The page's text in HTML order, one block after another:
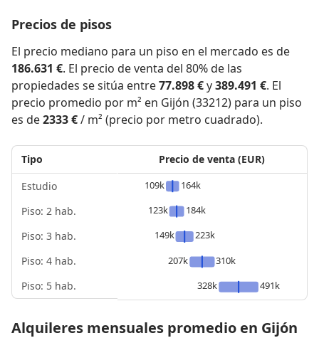
Precios de pisos
El precio mediano para un piso en el mercado es de
186.631 €. El precio de venta del 80% de las
propiedades se sitúa entre77.898 €y389.491 €. El
precio promedio por m² en Gijón (33212) para un piso
es de2333 €/ m² (precio por metro cuadrado).
Tipo
Estudio
Piso: 2 hab.
Piso: 3 hab.
Piso: 4 hab.
Piso: 5 hab.
Precio de venta (EUR)
109k
164k
123k
184k
149k
223k
207k
310k
328k
491k
Alquileres mensuales promedio en Gijón